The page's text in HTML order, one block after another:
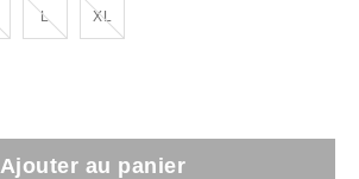
L
En rupture de stock ! XL
En rupture de stock !
Ajouter au panier